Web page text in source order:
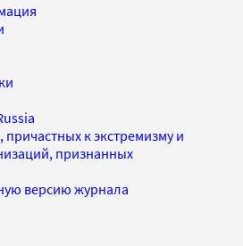
к экстремизму и
признанных
версию журнала